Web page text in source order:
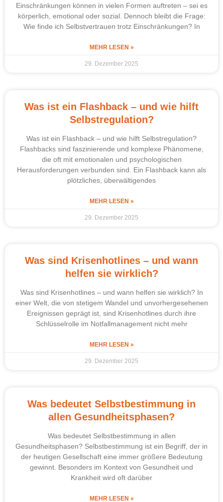
Einschränkungen können in vielen Formen auftreten – sei es
körperlich, emotional oder sozial. Dennoch bleibt die Frage:
Wie finde ich Selbstvertrauen trotz Einschränkungen? In
MEHR LESEN »
29. Dezember 2025
Was ist ein Flashback – und wie hilft
Selbstregulation?
Was ist ein Flashback – und wie hilft Selbstregulation?
Flashbacks sind faszinierende und komplexe Phänomene,
die oft mit emotionalen und psychologischen
Herausforderungen verbunden sind. Ein Flashback kann als
plötzliches, überwältigendes
MEHR LESEN »
29. Dezember 2025
Was sind Krisenhotlines – und wann
helfen sie wirklich?
Was sind Krisenhotlines – und wann helfen sie wirklich? In
einer Welt, die von stetigem Wandel und unvorhergesehenen
Ereignissen geprägt ist, sind Krisenhotlines durch ihre
Schlüsselrolle im Notfallmanagement nicht mehr
MEHR LESEN »
29. Dezember 2025
Was bedeutet Selbstbestimmung in
allen Gesundheitsphasen?
Was bedeutet Selbstbestimmung in allen
Gesundheitsphasen? Selbstbestimmung ist ein Begriff, der in
der heutigen Gesellschaft eine immer größere Bedeutung
gewinnt. Besonders im Kontext von Gesundheit und
Krankheit wird oft darüber
MEHR LESEN »